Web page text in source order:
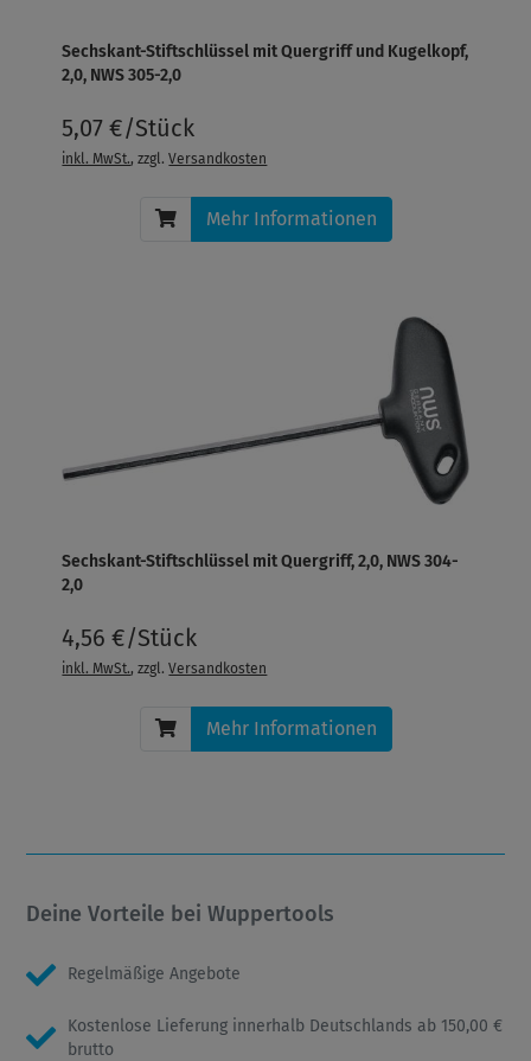
Sechskant-Stiftschlüssel mit Quergriff und Kugelkopf,
2,0, NWS 305-2,0
5,07 €/Stück
inkl. MwSt., zzgl.Versandkosten
Mehr Informationen
Sechskant-Stiftschlüssel mit Quergriff, 2,0, NWS 304-
2,0
4,56 €/Stück
inkl. MwSt., zzgl.Versandkosten
Mehr Informationen
Deine Vorteile bei Wuppertools
Regelmäßige Angebote
Kostenlose Lieferung innerhalb Deutschlands ab 150,00 €
brutto